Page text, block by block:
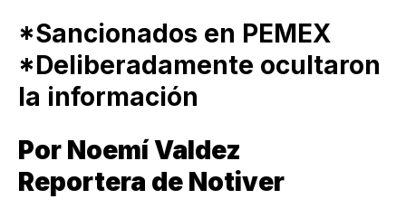
*Sancionados en PEMEX
*Deliberadamente ocultaron
la información
Por Noemí Valdez
Reportera de Notiver